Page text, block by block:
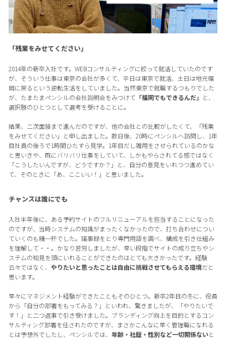
「残業をみせてください」
2014年の新卒入社です。WEBコンサルティングに絞って就活していたのです
が、そういう仕事は東京の会社が多くて、平日は東京で就活、土日は地元福
岡に戻るという逆転生活をしていました。当然東京で就職するつもりでした
が、たまたまペンシルの会社説明会をみつけて 「福岡でもできるんだ」 と、
選択肢のひとつとして選考を受けることに。
結果、二次面接まで進んだのですが、他の会社との比較がしたくて、「残業
をみせてください」と申し出ました。数日後、20時にペンシルへ訪問し、1年
目社員の後ろで1時間ひたすら見学。1年目だし雑用をさせられているのかな
と思いきや、既にバリバリ仕事をしていて、しかもやらされてる感ではなく
「こうしたいんですが、どうですか？」と、自分の意見をいれつつ進めてい
て、そのときに「あ、ここいい！」と思いました。
チャンスは誰にでも
入社半年後に、ある予約サイトのフルリニューアルを担当することになった
のですが、当時システムの知識がまったくなかったので、打ち合わせについ
ていくのも精一杯でした。議事録をとり専門用語を調べ、構成を引き仕組み
を理解して・・。かなり苦労しましたが、早い段階でサイトの成り立ちやシ
ステムの知見を頭にいれることができたのはとても大きかったです。経験
云々ではなく、 やりたいと思ったことは自由に挑戦させてもらえる環境だと
思います。
早々にマネジメント経験ができたこともそのひとつ。新卒2年目の冬に、役員
から「自分の部署をもってみる？」といわれ、驚きましたが、「やりたいで
す！」と二つ返事で引き受けました。ブランディング向上を目的とするコン
サルティング部署を任されたのですが、まさかこんなに早く管理職になれる
とは予想外でしたし、ペンシルでは、 年齢・社歴・性別など一切関係ないと